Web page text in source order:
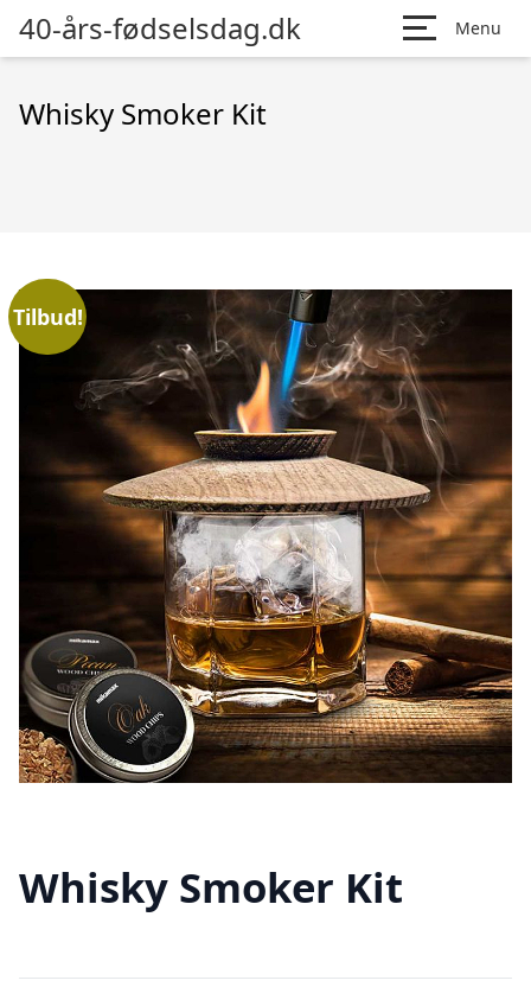
40-års-fødselsdag.dk Menu
Whisky Smoker Kit
Tilbud!
Whisky Smoker Kit